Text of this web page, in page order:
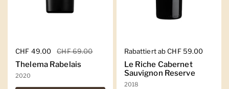
Regulärer Preis
CHF 49.00 Sale-Preis
CHF 69.00
Thelema Rabelais
2020
Regulärer Preis
Rabattiert ab CHF 59.00
Le Riche Cabernet
Sauvignon Reserve
2018